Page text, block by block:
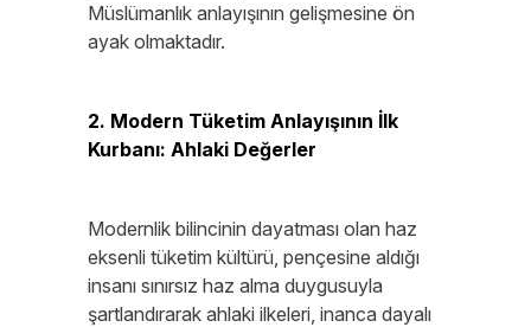
Müslümanlık anlayışının gelişmesine ön
ayak olmaktadır.
2. Modern Tüketim Anlayışının İlk
Kurbanı: Ahlaki Değerler
Modernlik bilincinin dayatması olan haz
eksenli tüketim kültürü, pençesine aldığı
insanı sınırsız haz alma duygusuyla
şartlandırarak ahlaki ilkeleri, inanca dayalı